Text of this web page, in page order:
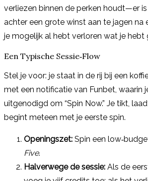
verliezen binnen de perken houdt—er
achter een grote winst aan te jagen na
je mogelijk al hebt verloren wat je hebt
Een Typische Sessie‑Flow
Stel je voor: je staat in de rij bij een
met een notificatie van Funbet, waarin
uitgenodigd om “Spin Now.” Je tikt,
begint meteen met je eerste spin.
Openingszet: Spin een
Five.
Halverwege de sessie: Als de